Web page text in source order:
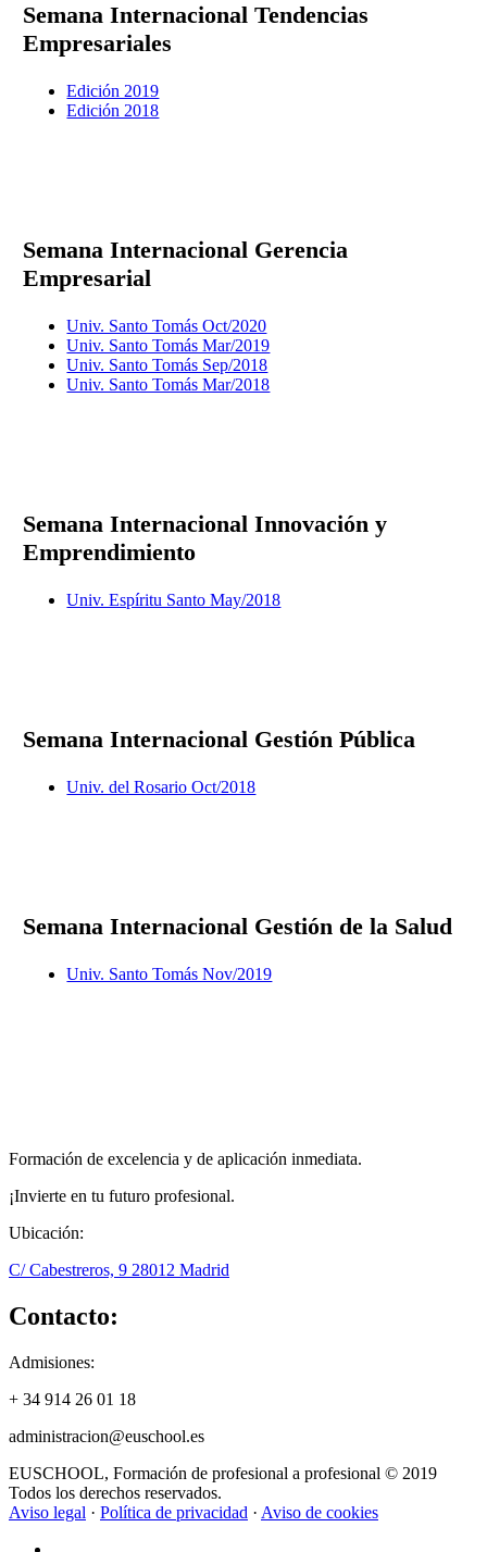
Semana Internacional Tendencias
Empresariales
Edición 2019
Edición 2018
Semana Internacional Gerencia
Empresarial
Univ. Santo Tomás Oct/2020
Univ. Santo Tomás Mar/2019
Univ. Santo Tomás Sep/2018
Univ. Santo Tomás Mar/2018
Semana Internacional Innovación y
Emprendimiento
Univ. Espíritu Santo May/2018
Semana Internacional Gestión Pública
Univ. del Rosario Oct/2018
Semana Internacional Gestión de la Salud
Univ. Santo Tomás Nov/2019
Formación de excelencia y de aplicación inmediata.
¡Invierte en tu futuro profesional.
Ubicación:
C/ Cabestreros, 9 28012 Madrid
Contacto:
Admisiones:
+ 34 914 26 01 18
administracion@euschool.es
EUSCHOOL, Formación de profesional a profesional © 2019
Todos los derechos reservados.
Aviso legal · Política de privacidad · Aviso de cookies